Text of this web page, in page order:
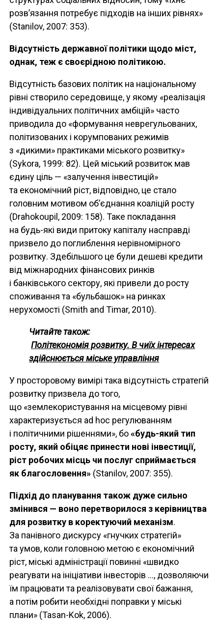
розв’язання потребує підходів на інших рівнях»
(Stanilov, 2007: 353).
Відсутність державної політики щодо міст,
однак, теж є своєрідною політикою.
Відсутність базових політик на національному
рівні створило середовище, у якому «реалізація
індивідуальних політичних амбіцій» часто
приводила до «формування неврегульованих,
політизованих і корумпованих режимів
з «дикими» практиками міського розвитку»
(Sykora, 1999: 82). Цей міський розвиток мав
єдину ціль — «залучення інвестицій»
та економічний ріст, відповідно, це стало
головним мотивом об’єднання коаліцій росту
(Drahokoupil, 2009: 158). Таке покладання
на будь-які види притоку капіталу насправді
призвело до поглиблення нерівномірного
розвитку. Здебільшого це були дешеві кредити
від міжнародних фінансових ринків
і банківського сектору, які привели до росту
споживання та «бульбашок» на ринках
нерухомості (Smith and Timar, 2010).
Читайте також:
Політекономія розвитку. В чиїх інтересах
здійснюється міське управління
У просторовому вимірі така відсутність стратегій
розвитку призвела до того,
що «землекористування на місцевому рівні
характеризується ad hoc регулюванням
і політичними рішеннями», бо«будь-який тип
росту, який обіцяє принести нові інвестиції,
ріст робочих місць чи послуг сприймається
як благословення» (Stanilov, 2007: 355).
Підхід до планування також дуже сильно
змінився — воно перетворилося з керівництва
для розвитку в коректуючий механізм.
За панівного дискурсу «гнучких стратегій»
та умов, коли головною метою є економічний
ріст, міські адміністрації повинні «швидко
реагувати на ініціативи інвесторів ..., дозволяючи
їм працювати та реалізовувати свої бажання,
а потім робити необхідні поправки у міські
плани» (Tasan-Kok, 2006).